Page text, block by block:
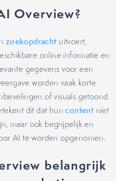
Overview?
zoekopdracht uitvoert,
online informatie en
gegevens voor een
worden vaak korte
of visuals getoond.
dit dat huncontent niet
maar ook begrijpelijk en
AI te worden opgenomen.
belangrijk